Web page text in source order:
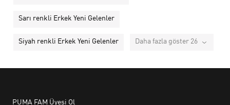
Sarı renkli Erkek Yeni Gelenler
Siyah renkli Erkek Yeni Gelenler Daha fazla göster 26